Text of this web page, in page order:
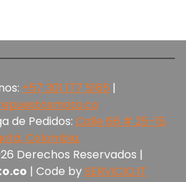
+57 301 177 5165‬ |
de Pedidos: Calle 66 # 25-15,
Colombia.
Derechos Reservados |
| Code bySERVICIO.IT